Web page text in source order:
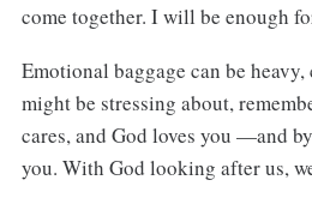
come together. I will be enough
Emotional baggage can be
might be stressing about,
cares, and God loves you —and
you. With God looking after us,